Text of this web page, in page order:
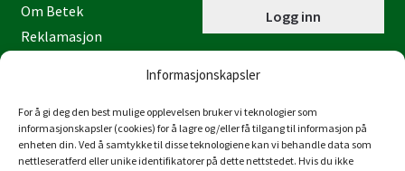
Informasjonskapsler
For å gi deg den best mulige opplevelsen bruker vi teknologier som
informasjonskapsler (cookies) for å lagre og/eller få tilgang til informasjon på
enheten din. Ved å samtykke til disse teknologiene kan vi behandle data som
nettleseratferd eller unike identifikatorer på dette nettstedet. Hvis du ikke
Logg inn
Om Betek
Reklamasjon
Personvernerklæring
Åpenhetsloven